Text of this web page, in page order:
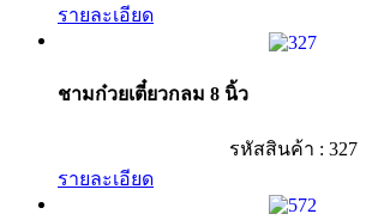
รายละเอียด
ชามก๋วยเตี๋ยวกลม 8 นิ้ว
รหัสสินค้า : 327
รายละเอียด